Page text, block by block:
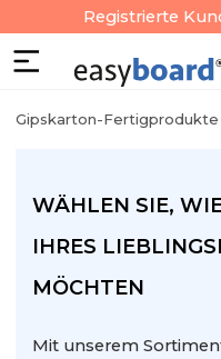
Registrierte
Gipskarton-Fertigprodukte
WÄHLEN SIE,
IHRES
MÖCHTEN
Mit unserem